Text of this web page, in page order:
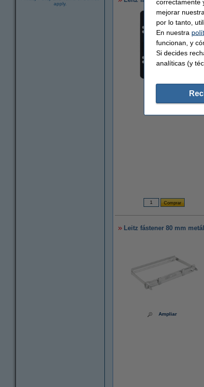
apply.
Ampliar
Leitz fástener 80 mm
Ampliar
correctamente
mejorar
por lo tanto,
En nuestra
funcionan, y
Si decides
analíticas (y